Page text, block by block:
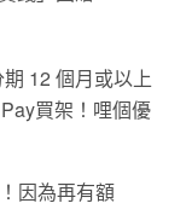
12 個月或以上
買架！哩個優
因為再有額